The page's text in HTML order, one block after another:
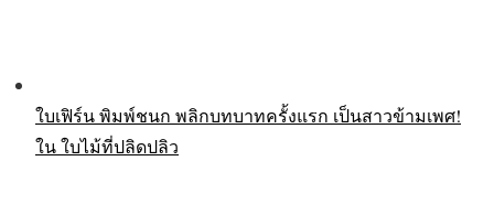
ใบเฟิร์น พิมพ์ชนก พลิกบทบาทครั้งแรก เป็นสาวข้ามเพศ!
ใน ใบไม้ที่ปลิดปลิว